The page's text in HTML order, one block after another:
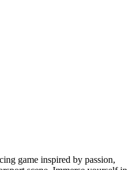
game inspired by passion,